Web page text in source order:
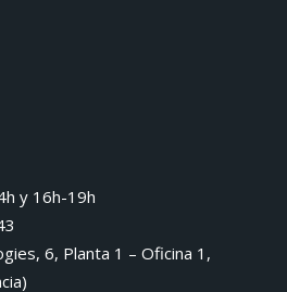
y 16h-19h
6, Planta 1 – Oficina 1,